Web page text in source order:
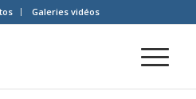
Galeries vidéos